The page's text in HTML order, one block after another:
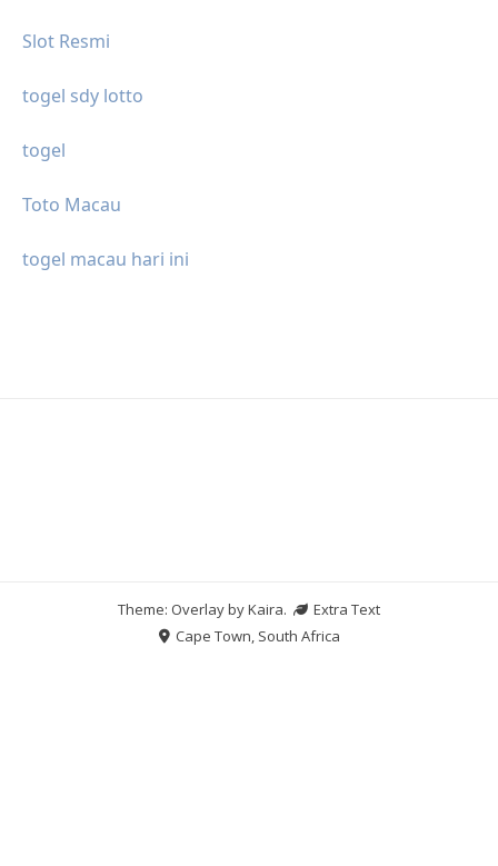
Slot Resmi
togel sdy lotto
togel
Toto Macau
togel macau hari ini
Theme: Overlay byKaira.
Extra Text
Cape Town, South Africa